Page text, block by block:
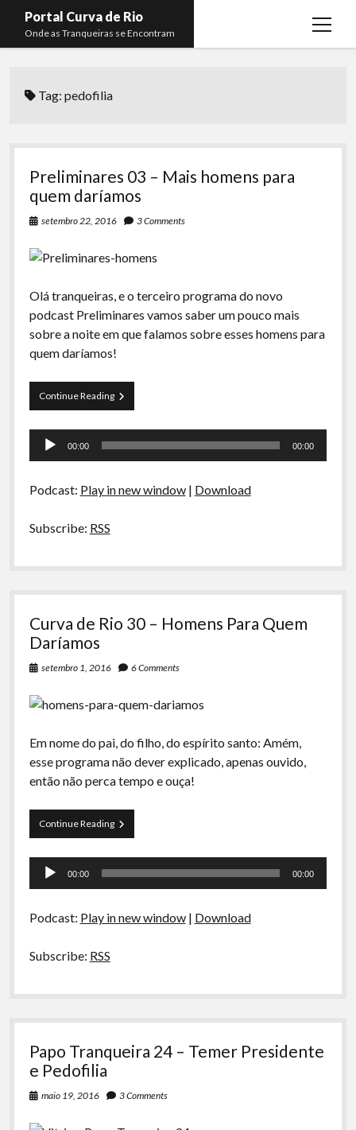
Portal Curva de Rio
Onde as Tranqueiras se Encontram
open
menu
Curva de Rio
Komos
La Siesta Podcast
Arquivo CDR
Papo Tranqueira
A Ripa É a Lei
Especiais
Membros
Lucas Oliveira
Kaique Xavier
Tag:pedofilia
Preliminares 03 – Mais homens para
quem daríamos
setembro 22, 2016 3 Comments
Olá tranqueiras, e o terceiro programa do novo
podcast Preliminares vamos saber um pouco mais
sobre a noite em que falamos sobre esses homens para
quem daríamos!
Continue ReadingPreliminares
03
homens
daríamos
Tocador
00:00 00:00
Podcast: Play in new window| Download
Subscribe: RSS
Curva de Rio 30 – Homens Para Quem
Daríamos
setembro 1, 2016 6 Comments
Em nome do pai, do filho, do espírito santo: Amém,
esse programa não dever explicado, apenas ouvido,
então não perca tempo e ouça!
Continue ReadingCurva
de
–
Quem
Tocador
00:00 00:00
Podcast: Play in new window| Download
Subscribe: RSS
Papo Tranqueira 24 – Temer Presidente
e Pedofilia
maio 19, 2016 3 Comments